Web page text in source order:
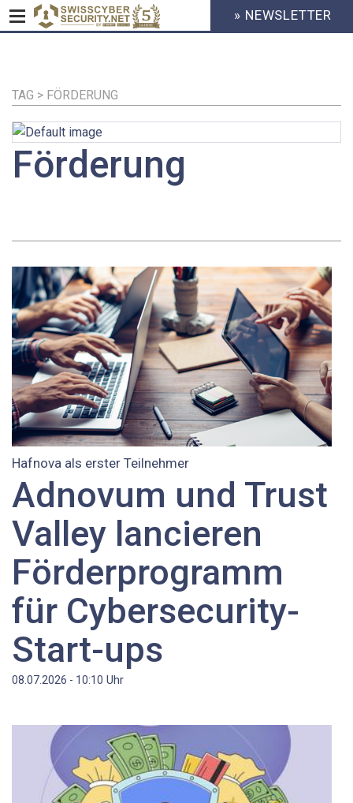
Inhalt
HEADER
MENU
» NEWSLETTER
TAG > FÖRDERUNG
Förderung
Hafnova als erster Teilnehmer
Adnovum und Trust
Valley lancieren
Förderprogramm
für Cybersecurity-
Start-ups
08.07.2026 - 10:10 Uhr